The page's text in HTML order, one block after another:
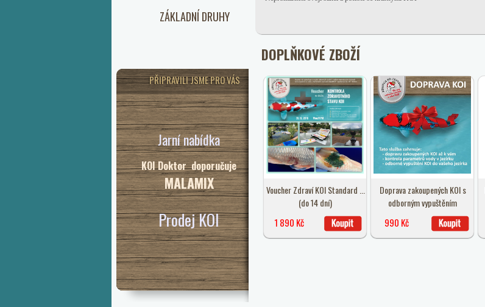
ZÁKLADNÍ DRUHY
PŘIPRAVILI JSME PRO VÁS
Jarní nabídka
KOI Doktor doporučuje
MALAMIX
Prodej KOI
DOPLŇKOVÉ ZBOŽÍ
Voucher Zdraví KOI Standard ...
(do 14 dní)
1 890 Kč
Doprava zakoupených KOI s
odborným vypuštěním
990 Kč